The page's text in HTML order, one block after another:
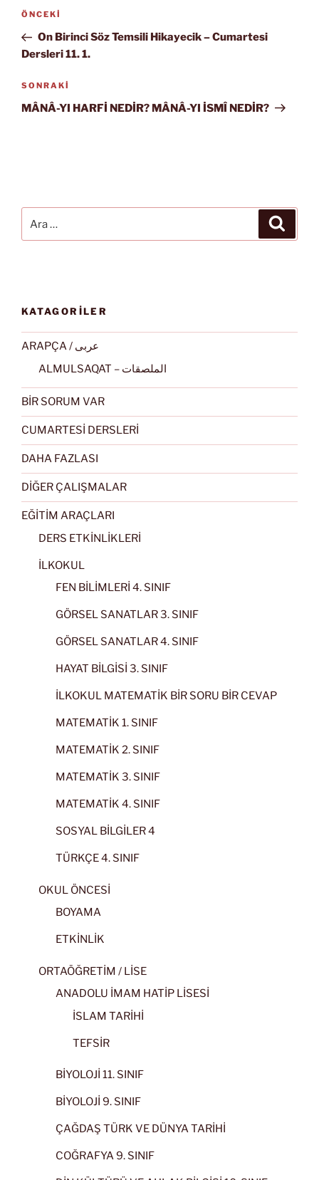
Yazı
Önceki
Yazı
ÖNCEKI
On Birinci Söz Temsili Hikayecik – Cumartesi
Dersleri 11. 1.
Sonraki
Yazı
SONRAKI
MÂNÂ-YI HARFİ NEDİR? MÂNÂ-YI İSMÎ NEDİR?
KATAGORİLER
ARAPÇA / عربى
ALMULSAQAT – الملصقات
BİR SORUM VAR
CUMARTESİ DERSLERİ
DAHA FAZLASI
DİĞER ÇALIŞMALAR
EĞİTİM ARAÇLARI
DERS ETKİNLİKLERİ
İLKOKUL
FEN BİLİMLERİ 4. SINIF
GÖRSEL SANATLAR 3. SINIF
GÖRSEL SANATLAR 4. SINIF
HAYAT BİLGİSİ 3. SINIF
İLKOKUL MATEMATİK BİR SORU BİR CEVAP
MATEMATİK 1. SINIF
MATEMATİK 2. SINIF
MATEMATİK 3. SINIF
MATEMATİK 4. SINIF
SOSYAL BİLGİLER 4
TÜRKÇE 4. SINIF
OKUL ÖNCESİ
BOYAMA
ETKİNLİK
ORTAÖĞRETİM / LİSE
ANADOLU İMAM HATİP LİSESİ
İSLAM TARİHİ
TEFSİR
BİYOLOJİ 11. SINIF
BİYOLOJİ 9. SINIF
ÇAĞDAŞ TÜRK VE DÜNYA TARİHİ
COĞRAFYA 9. SINIF